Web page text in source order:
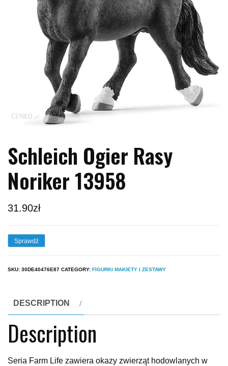
Schleich Ogier Rasy
Noriker 13958
31.90zł
Sprawdź
SKU: 30DE40476E87 CATEGORY: FIGURKI MAKIETY I ZESTAWY
DESCRIPTION
Description
Seria Farm Life zawiera okazy zwierząt hodowlanych w